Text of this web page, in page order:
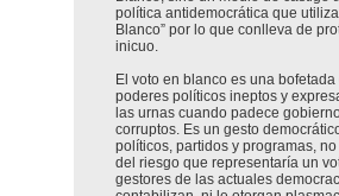
política antidemocrática que
Blanco” por lo que conlleva de
inicuo.
El voto en blanco es una
poderes políticos ineptos y
las urnas cuando padece
corruptos. Es un gesto
políticos, partidos y programas,
del riesgo que representaría un
gestores de las actuales